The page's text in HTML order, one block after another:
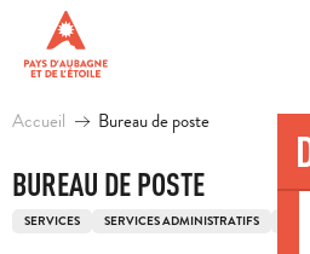
contenu
principal
Accueil Bureau de poste
BUREAU DE POSTE
SERVICES SERVICES ADMINISTRATIFS